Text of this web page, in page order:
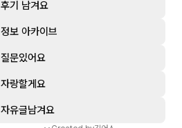
후기 남겨요
정보 아카이브
질문있어요
자랑할게요
자유글남겨요